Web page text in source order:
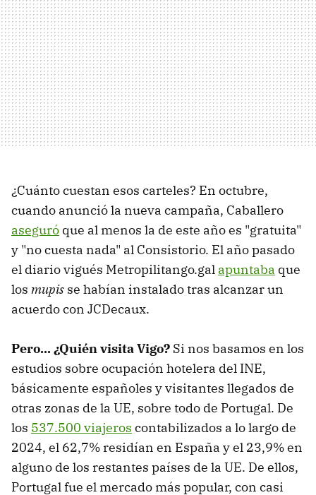
¿Cuánto cuestan esos carteles? En octubre,
cuando anunció la nueva campaña, Caballero
aseguró que al menos la de este año es "gratuita"
y "no cuesta nada" al Consistorio. El año pasado
el diario vigués Metropilitango.gal apuntaba que
los mupis se habían instalado tras alcanzar un
acuerdo con JCDecaux.
Pero... ¿Quién visita Vigo? Si nos basamos en los
estudios sobre ocupación hotelera del INE,
básicamente españoles y visitantes llegados de
otras zonas de la UE, sobre todo de Portugal. De
los 537.500 viajeros contabilizados a lo largo de
2024, el 62,7% residían en España y el 23,9% en
alguno de los restantes países de la UE. De ellos,
Portugal fue el mercado más popular, con casi